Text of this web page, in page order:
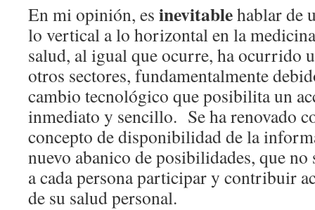
En mi opinión, es inevitablehablar de
lo vertical a lo horizontal en la
salud, al igual que ocurre, ha ocurrido
otros sectores, fundamentalmente
cambio tecnológico que posibilita un
inmediato y sencillo. Se ha renovado
concepto de disponibilidad de la
nuevo abanico de posibilidades, que
a cada persona participar y contribuir
de su salud personal.